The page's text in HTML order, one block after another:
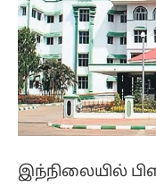
இந்நிலையில்